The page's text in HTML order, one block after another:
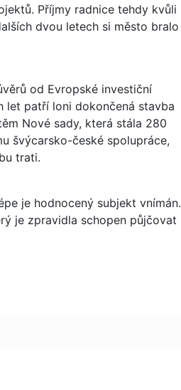
Příjmy radnice tehdy kvůli
dvou letech si město bralo
od Evropské investiční
let patří loni dokončená stavba
Nové sady, která stála 280
švýcarsko-české spolupráce,
trati.
je hodnocený subjekt vnímán.
je zpravidla schopen půjčovat